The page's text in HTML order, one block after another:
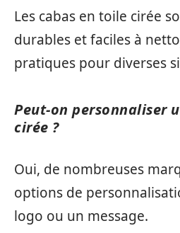
Les cabas en toile cirée
durables et faciles à
pratiques pour diverses
Peut-on personnaliser
cirée ?
Oui, de nombreuses
options de
logo ou un message.